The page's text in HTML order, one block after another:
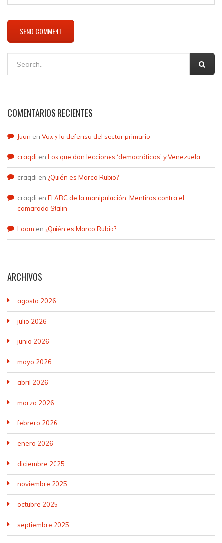
COMENTARIOS RECIENTES
Juan en Vox y la defensa del sector primario
craqdi en Los que dan lecciones ‘democráticas’ y Venezuela
craqdi en ¿Quién es Marco Rubio?
craqdi en El ABC de la manipulación. Mentiras contra el
camarada Stalin
Loam en ¿Quién es Marco Rubio?
ARCHIVOS
agosto 2026
julio 2026
junio 2026
mayo 2026
abril 2026
marzo 2026
febrero 2026
enero 2026
diciembre 2025
noviembre 2025
octubre 2025
septiembre 2025